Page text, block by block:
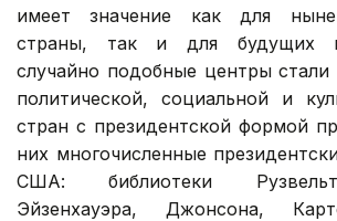
имеет значение как для
страны, так и для будущих
случайно подобные центры
политической, социальной и
стран с президентской формой
них многочисленные
США: библиотеки
Эйзенхауэра, Джонсона,